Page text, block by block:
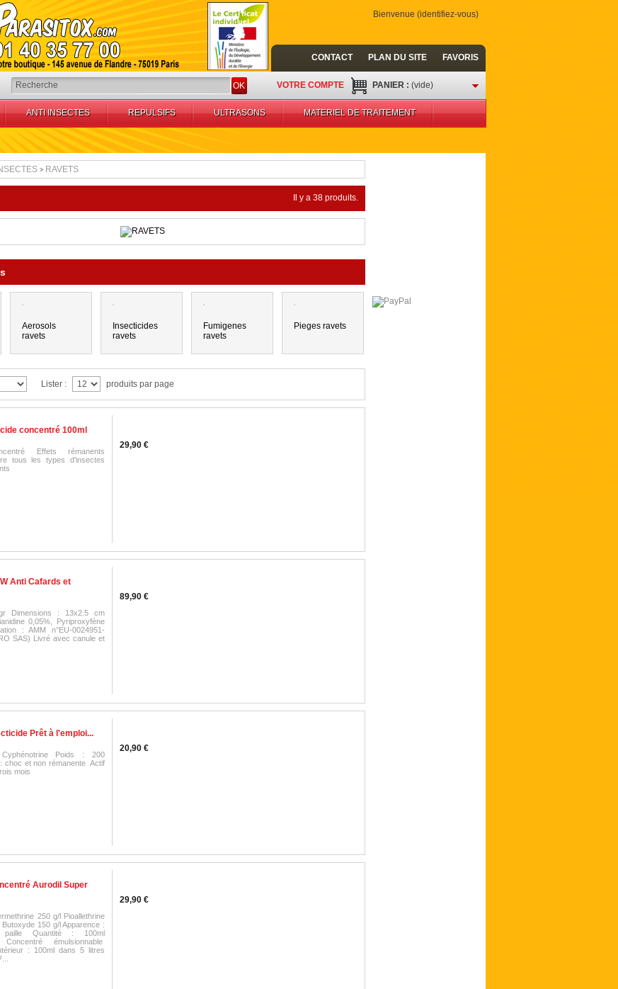
OK
Bienvenue (identifiez-vous)
PANIER : (vide)
VOTRE COMPTE
CONTACT PLAN DU SITE FAVORIS
ANTI INSECTES REPULSIFS ULTRASONS MATERIEL DE TRAITEMENT
> RAVETS
Il y a 38 produits.
Aerosols
ravets
Insecticides
ravets
Fumigenes
ravets
Pieges ravets
Lister : produits par page
concentré 100ml
Effets rémanents
tous les types d'insectes
29,90 €
Anti Cafards et
Dimensions : 13x2.5 cm
0,05%, Pyriproxyfène
: AMM n°EU-0024951-
SAS) Livré avec canule et
89,90 €
Prêt à l'emploi...
Poids : 200
choc et non rémanente Actif
mois
20,90 €
Aurodil Super
250 g/l Pioallethrine
150 g/l Apparence :
paille Quantité : 100ml
émulsionnable
: 100ml dans 5 litres
29,90 €